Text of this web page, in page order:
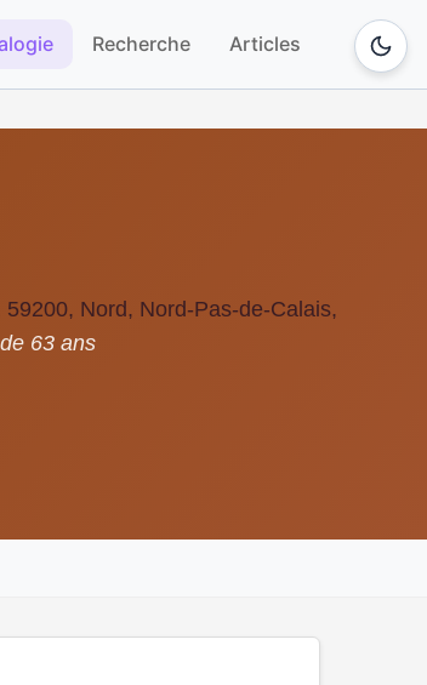
Recherche Articles
Nord, Nord-Pas-de-Calais,
63 ans